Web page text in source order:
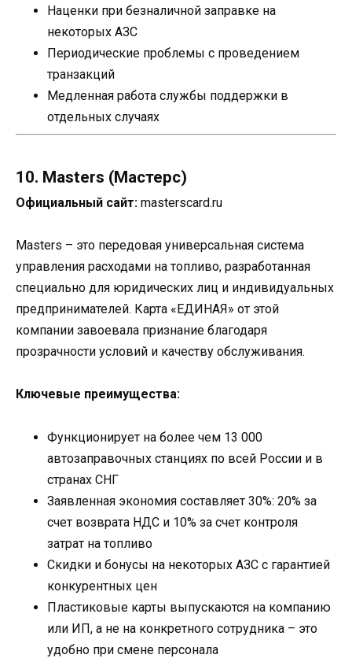
Наценки при безналичной заправке на
некоторых АЗС
Периодические проблемы с проведением
транзакций
Медленная работа службы поддержки в
отдельных случаях
10. Masters (Мастерс)
Официальный сайт: masterscard.ru
Masters – это передовая универсальная система
управления расходами на топливо, разработанная
специально для юридических лиц и индивидуальных
предпринимателей. Карта «ЕДИНАЯ» от этой
компании завоевала признание благодаря
прозрачности условий и качеству обслуживания.
Ключевые преимущества:
Функционирует на более чем 13 000
автозаправочных станциях по всей России и в
странах СНГ
Заявленная экономия составляет 30%: 20% за
счет возврата НДС и 10% за счет контроля
затрат на топливо
Скидки и бонусы на некоторых АЗС с гарантией
конкурентных цен
Пластиковые карты выпускаются на компанию
или ИП, а не на конкретного сотрудника – это
удобно при смене персонала